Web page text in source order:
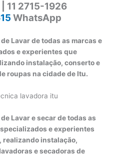
11 2715-1926
WhatsApp
Lavar de todas as marcas e
e experientes que
instalação, conserto e
roupas na cidade de Itu.
Lavar e secar de todas as
e experientes
realizando instalação,
e secadoras de